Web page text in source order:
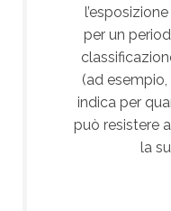
per un
(ad esempio,
indica per
può resistere
la